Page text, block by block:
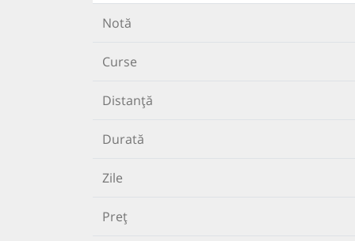
Notă
Curse
Distanță
Durată
Zile
Preț